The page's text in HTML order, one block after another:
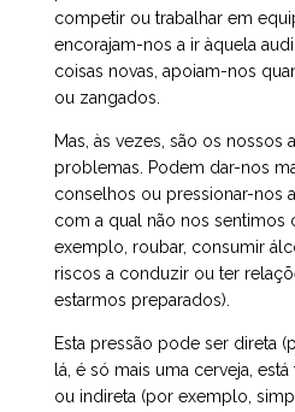
competir ou trabalhar em
encorajam-nos a ir àquela
coisas novas, apoiam-nos
ou zangados.
Mas, às vezes, são os nossos
problemas. Podem dar-nos
conselhos ou pressionar-nos
com a qual não nos sentimos
exemplo, roubar, consumir
riscos a conduzir ou ter
estarmos preparados).
Esta pressão pode ser direta
lá, é só mais uma cerveja,
ou indireta (por exemplo,